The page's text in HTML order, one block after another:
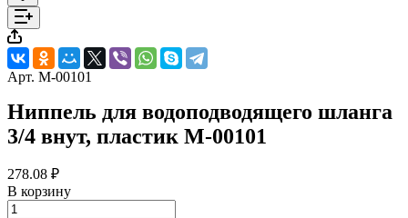
Арт. M-00101
Ниппель для водоподводящего шланга
3/4 внут, пластик M-00101
278.08 ₽
В корзину